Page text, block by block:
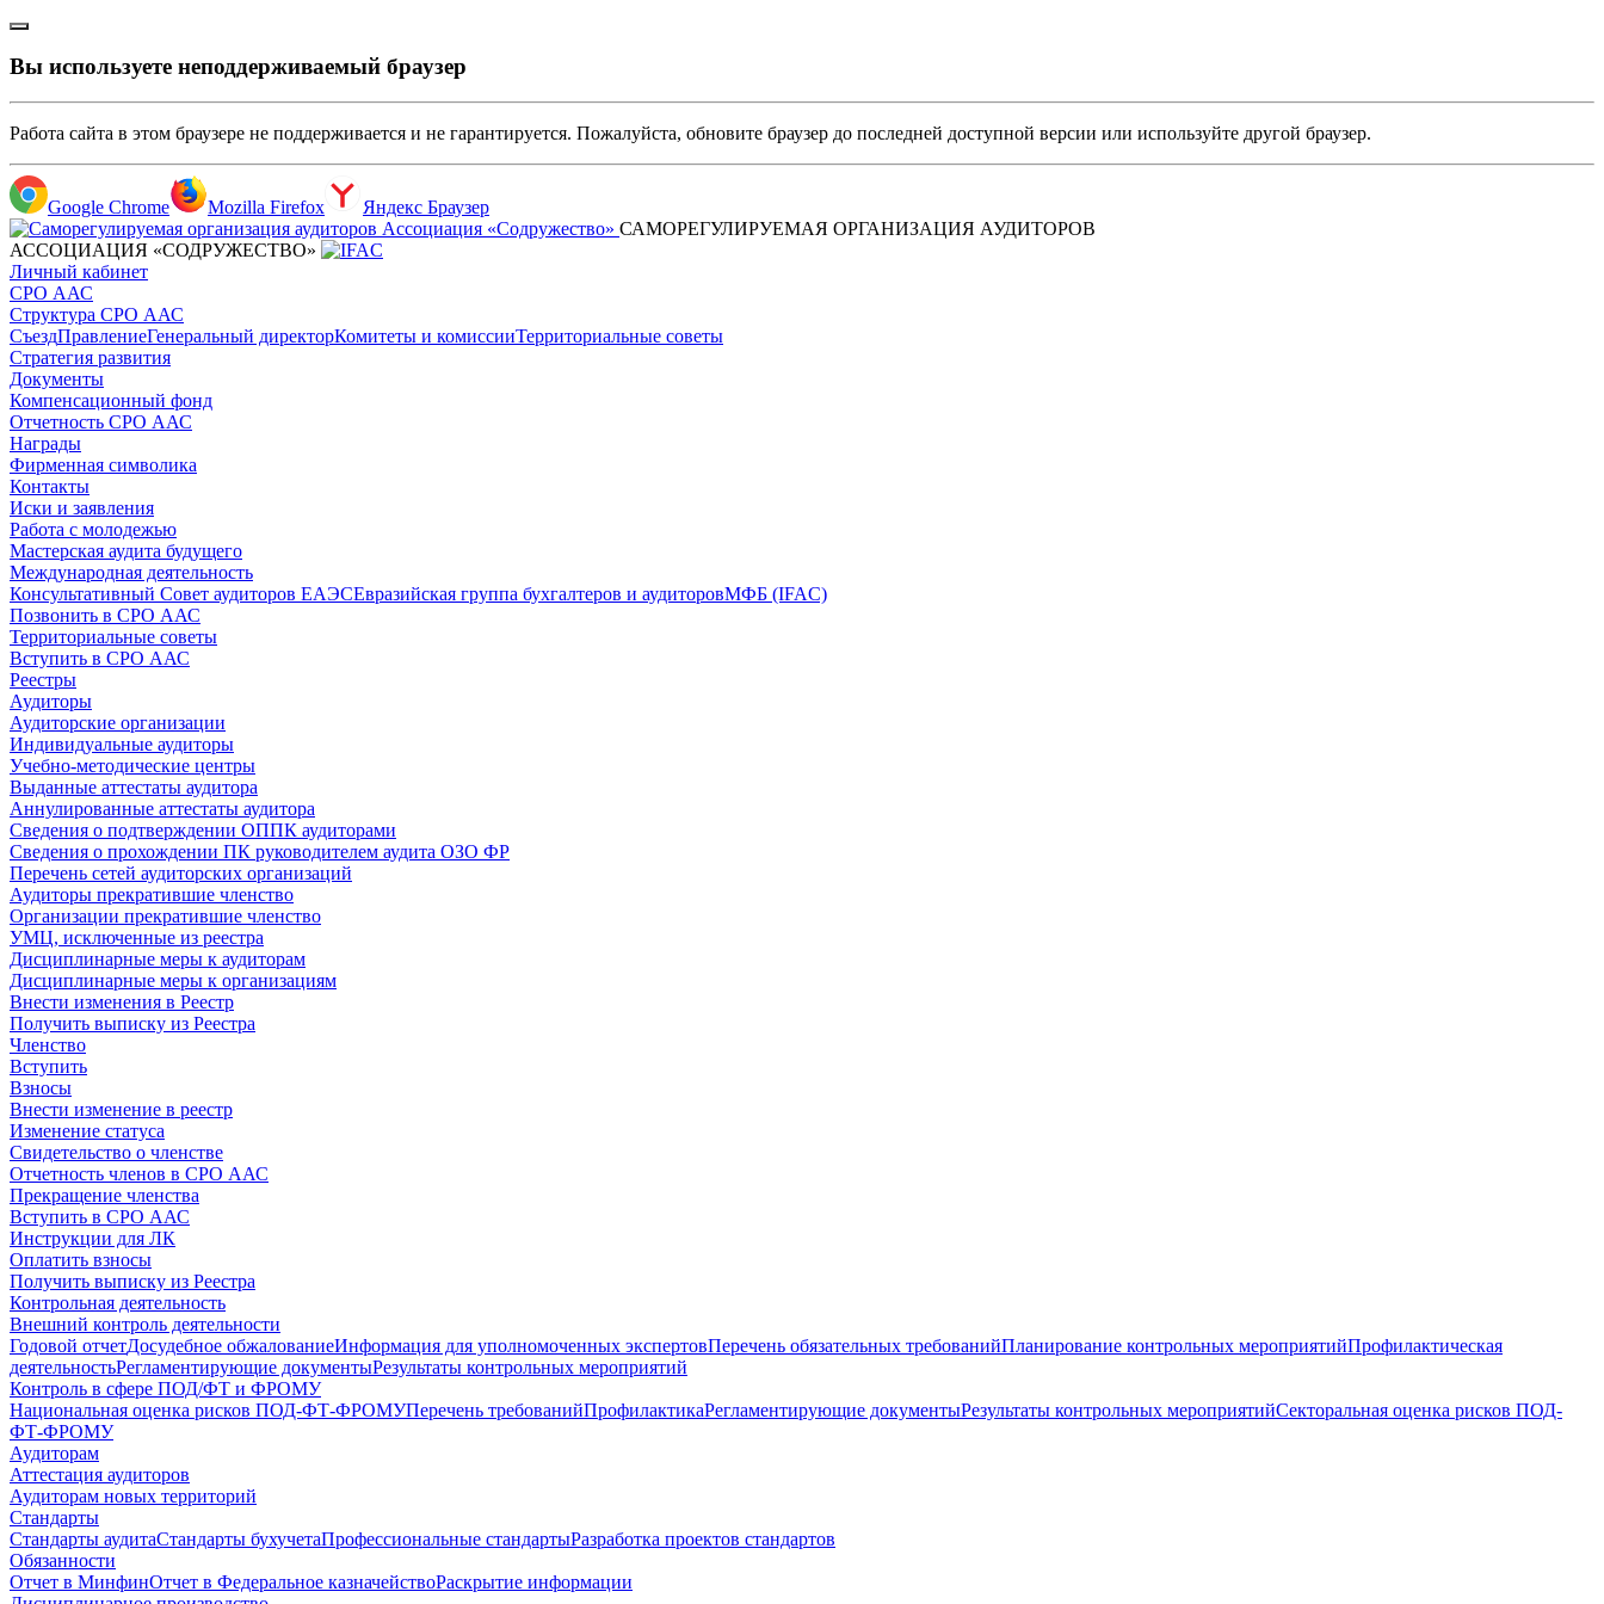
Вы используете неподдерживаемый браузер
Работа сайта в этом браузере не поддерживается и не гарантируется. Пожалуйста, обновите браузер до последней доступной версии или используйте другой браузер.
Google Chrome Mozilla Firefox
Яндекс Браузер
САМОРЕГУЛИРУЕМАЯ ОРГАНИЗАЦИЯ АУДИТОРОВ
АССОЦИАЦИЯ «СОДРУЖЕСТВО»
Личный кабинет
СРО ААС
Структура СРО ААС
СъездПравлениеГенеральный директорКомитеты и комиссииТерриториальные советы
Стратегия развития
Документы
Компенсационный фонд
Отчетность СРО ААС
Награды
Фирменная символика
Контакты
Иски и заявления
Работа с молодежью
Мастерская аудита будущего
Международная деятельность
Консультативный Совет аудиторов ЕАЭСЕвразийская группа бухгалтеров и аудиторовМФБ (IFAC)
Позвонить в СРО ААС
Территориальные советы
Вступить в СРО ААС
Реестры
Аудиторы
Аудиторские организации
Индивидуальные аудиторы
Учебно-методические центры
Выданные аттестаты аудитора
Аннулированные аттестаты аудитора
Сведения о подтверждении ОППК аудиторами
Сведения о прохождении ПК руководителем аудита ОЗО ФР
Перечень сетей аудиторских организаций
Аудиторы прекратившие членство
Организации прекратившие членство
УМЦ, исключенные из реестра
Дисциплинарные меры к аудиторам
Дисциплинарные меры к организациям
Внести изменения в Реестр
Получить выписку из Реестра
Членство
Вступить
Взносы
Внести изменение в реестр
Изменение статуса
Свидетельство о членстве
Отчетность членов в СРО ААС
Прекращение членства
Вступить в СРО ААС
Инструкции для ЛК
Оплатить взносы
Получить выписку из Реестра
Контрольная деятельность
Внешний контроль деятельности
Годовой отчетДосудебное обжалованиеИнформация для уполномоченных экспертовПеречень обязательных требованийПланирование контрольных мероприятийПрофилактическая
деятельностьРегламентирующие документыРезультаты контрольных мероприятий
Контроль в сфере ПОД/ФТ и ФРОМУ
Национальная оценка рисков ПОД-ФТ-ФРОМУПеречень требованийПрофилактикаРегламентирующие документыРезультаты контрольных мероприятийСекторальная оценка рисков ПОД-
ФТ-ФРОМУ
Аудиторам
Аттестация аудиторов
Аудиторам новых территорий
Стандарты
Стандарты аудитаСтандарты бухучетаПрофессиональные стандартыРазработка проектов стандартов
Обязанности
Отчет в МинфинОтчет в Федеральное казначействоРаскрытие информации